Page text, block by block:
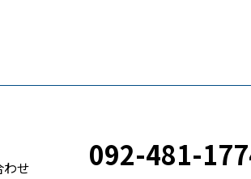
せ 092-481-